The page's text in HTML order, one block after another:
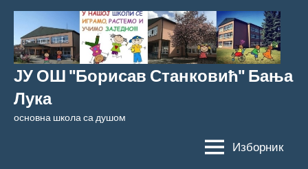
Скочи
садржај
ЈУ ОШ "Борисав Станковић" Бања
Лука
основна школа са душом
Изборник